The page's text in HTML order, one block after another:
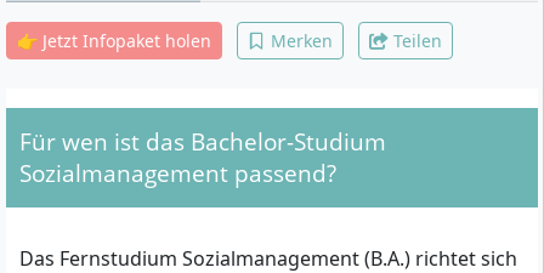
👉 Jetzt Infopaket holen Merken Teilen
Für wen ist das Bachelor-Studium
Sozialmanagement passend?
Das Fernstudium Sozialmanagement (B.A.) richtet sich